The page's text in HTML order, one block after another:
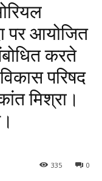
पर आयोजित
करते
परिषद
मिश्रा।
0
335